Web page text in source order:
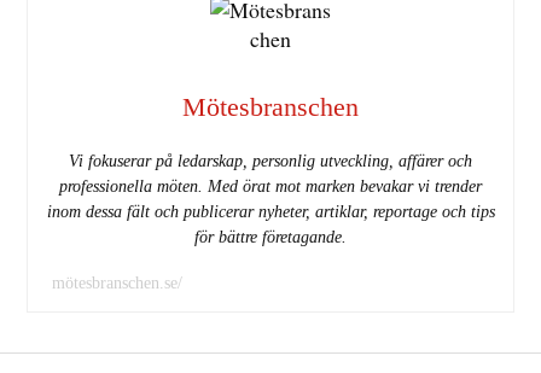
Mötesbranschen
Vi fokuserar på ledarskap, personlig utveckling, affärer och
professionella möten. Med örat mot marken bevakar vi trender
inom dessa fält och publicerar nyheter, artiklar, reportage och tips
för bättre företagande.
mötesbranschen.se/